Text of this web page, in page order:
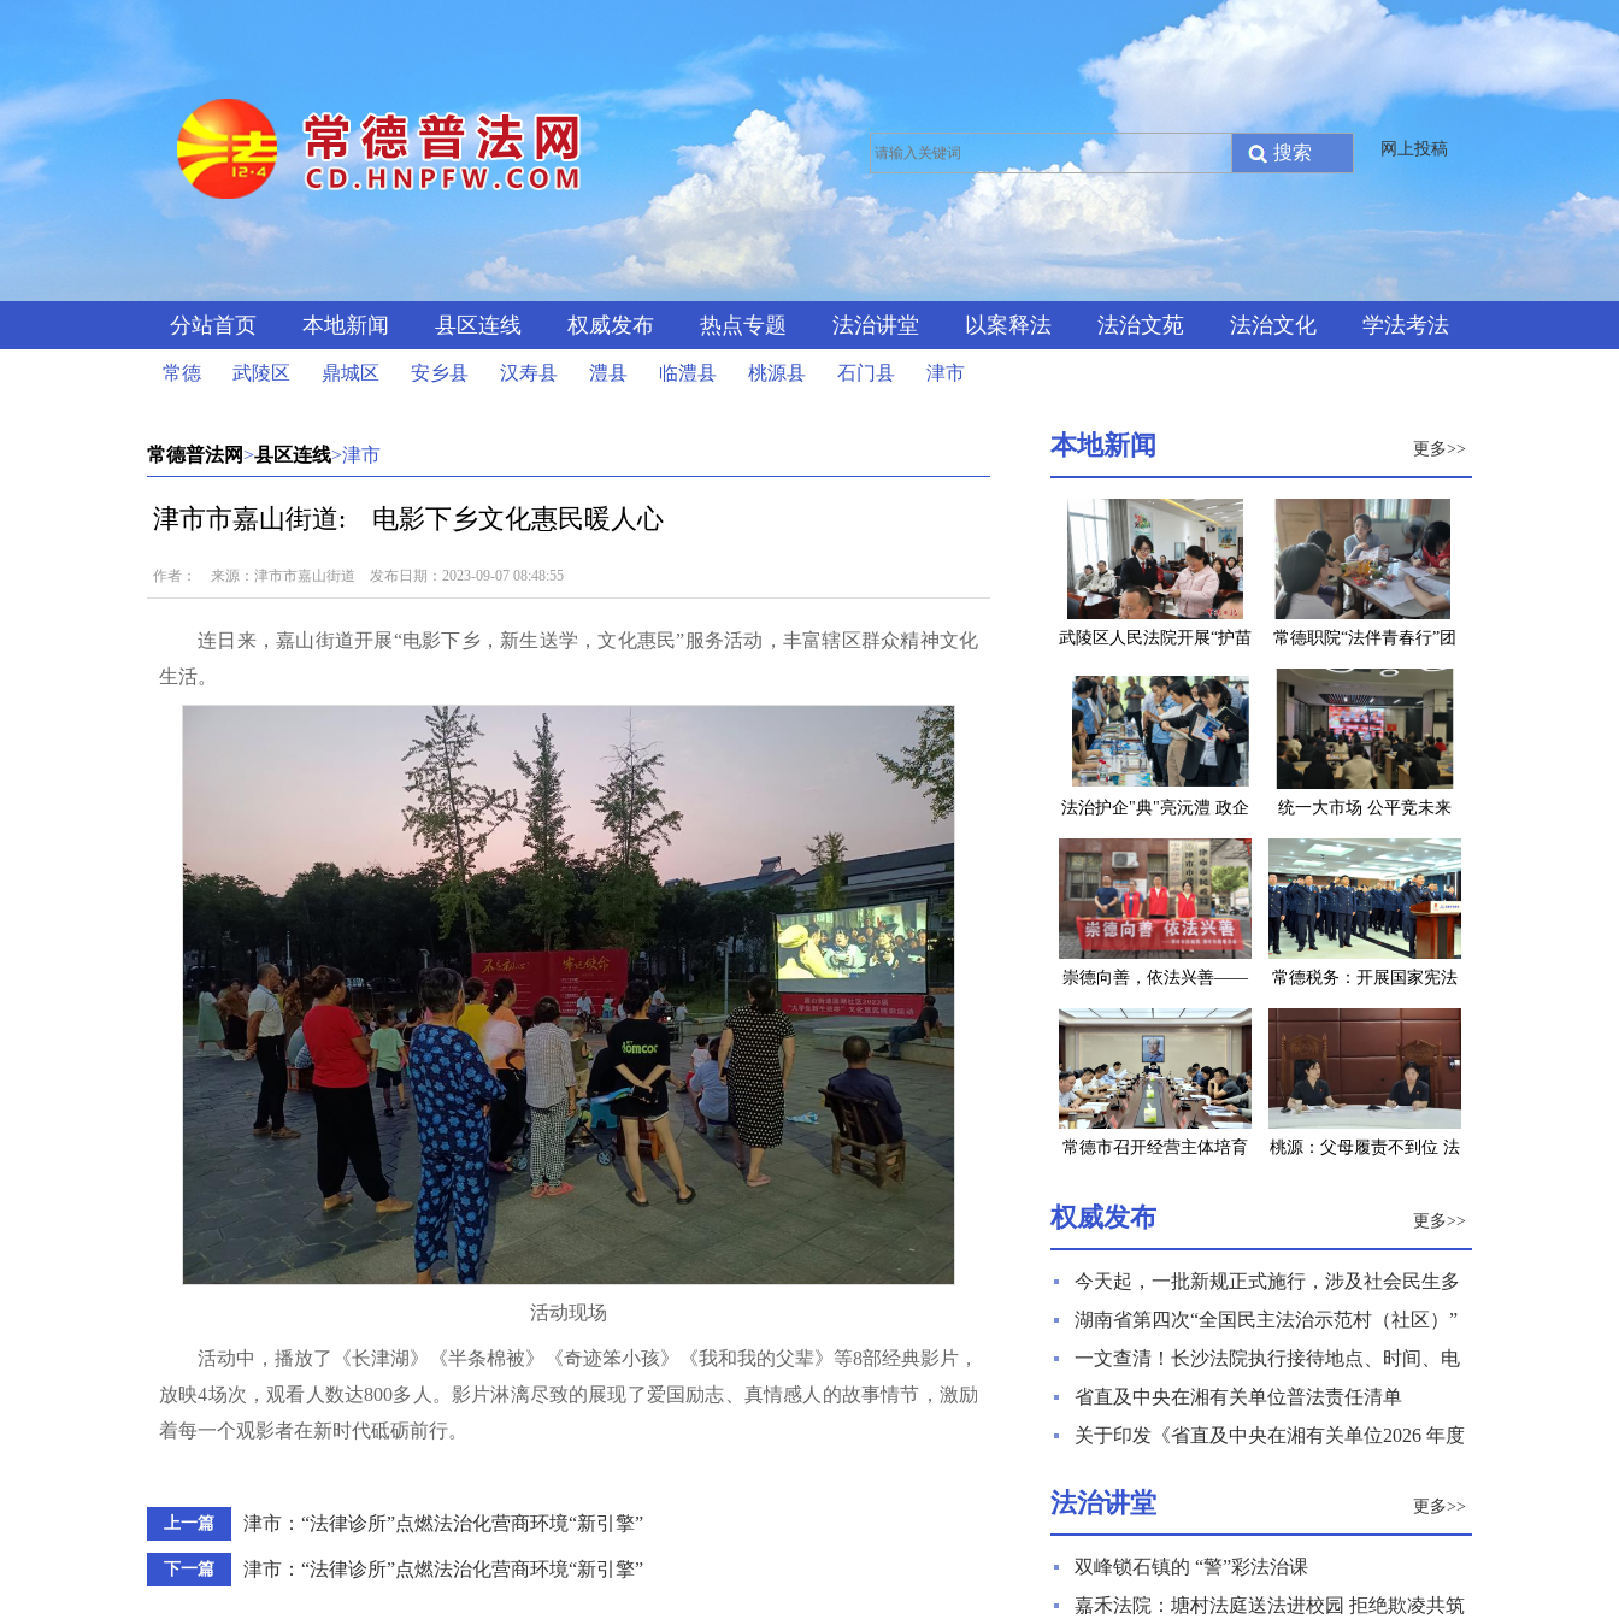
网上投稿
分站首页 本地新闻 县区连线 权威发布 热点专题 法治讲堂 以案释法 法治文苑 法治文化 学法考法
常德 武陵区 鼎城区 安乡县 汉寿县 澧县 临澧县 桃源县 石门县 津市
常德普法网>县区连线>津市
津市市嘉山街道: 电影下乡文化惠民暖人心
作者： 来源：津市市嘉山街道 发布日期：2023-09-07 08:48:55
连日来，嘉山街道开展“电影下乡，新生送学，文化惠民”服务活动，丰富辖区群众精神文化
生活。
活动现场
活动中，播放了《长津湖》《半条棉被》《奇迹笨小孩》《我和我的父辈》等8部经典影片，
放映4场次，观看人数达800多人。影片淋漓尽致的展现了爱国励志、真情感人的故事情节，激励
着每一个观影者在新时代砥砺前行。
上一篇 津市：“法律诊所”点燃法治化营商环境“新引擎”
下一篇 津市：“法律诊所”点燃法治化营商环境“新引擎”
本地新闻 更多>>
武陵区人民法院开展“护苗
宣传活动
常德职院“法伴青春行”团
队入村普法 为留守儿童点
亮法治明灯
法治护企"典"亮沅澧 政企
携手共筑发展"防护墙"
统一大市场 公平竞未来
——常德市民政局多措并
举开展公平竞争审查工作
崇德向善，依法兴善——
常德市民政局组织开展第
九个“中华慈善日”系列主
题宣传活动
常德税务：开展国家宪法
日宪法宣誓活动
常德市召开经营主体培育
桃源：父母履责不到位 法
权威发布 更多>>
今天起，一批新规正式施行，涉及社会民生多
个领域
湖南省第四次“全国民主法治示范村（社区）”
复核结果公示
一文查清！长沙法院执行接待地点、时间、电
话来了
省直及中央在湘有关单位普法责任清单
关于印发《省直及中央在湘有关单位2026 年度
法治讲堂 更多>>
双峰锁石镇的 “警”彩法治课
嘉禾法院：塘村法庭送法进校园 拒绝欺凌共筑